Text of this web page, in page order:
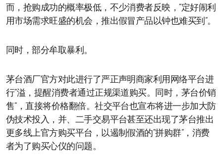
而，抢购成功的概率极低，不少消费者反映，“定好闹利
用市场需求旺盛的机会，推出假冒产品以钟也难买到”。
同时，部分牟取暴利。
茅台酒厂官方对此进行了严正声明商家利用网络平台进
行“溢，提醒消费者通过正规渠道购买。同时，茅台价销
售”，直接将价格翻倍。社交平台也宣布将进一步加大防
伪技术投入，并、二手交易平台甚至还出现了茅台推出
更多线上官方购买平台，以遏制假酒的“拼购群”，消费
者为了购买心仪的问题。